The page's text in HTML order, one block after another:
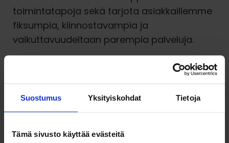
Suostumus Yksityiskohdat Tietoja
Tämä sivusto käyttää evästeitä
toimintatapoja sekä tarjota asiakkaillemme
fiksumpia, kiinnostavampia ja
vaikuttavuudeltaan parempia palveluja.
Panostamme toiminnan korkeaan
kaikki ydinpalvelut tukitoimintoineen.